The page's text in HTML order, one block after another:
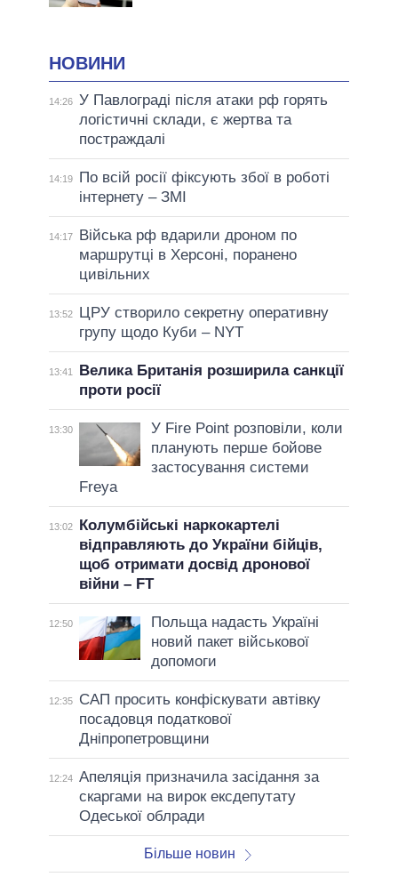
НОВИНИ
14:26 У Павлограді після атаки рф горять
логістичні склади, є жертва та
постраждалі
14:19
По всій росії фіксують збої в роботі
інтернету – ЗМІ
14:17
Війська рф вдарили дроном по
маршрутці в Херсоні, поранено
цивільних
13:52
ЦРУ створило секретну оперативну
групу щодо Куби – NYT
13:41
Велика Британія розширила санкції
проти росії
13:30
У Fire Point розповіли, коли
планують перше бойове
застосування системи
Freya
13:02
Колумбійські наркокартелі
відправляють до України бійців,
щоб отримати досвід дронової
війни – FT
12:50
Польща надасть Україні
новий пакет військової
допомоги
12:35
САП просить конфіскувати автівку
посадовця податкової
Дніпропетровщини
12:24 Апеляція призначила засідання за
скаргами на вирок ексдепутату
Одеської облради
Більше новин